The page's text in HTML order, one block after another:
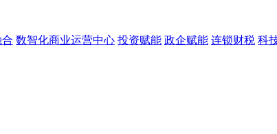
数智化商业运营中心 投资赋能 政企赋能 连锁财税 科